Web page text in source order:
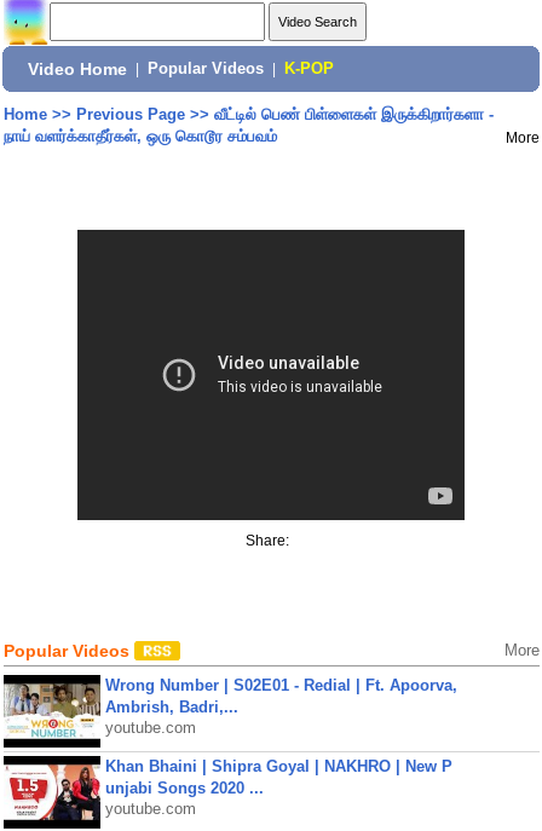
Video Home Popular Videos K-POP
Home>> Previous Page>> வீட்டில் பெண் பிள்ளைகள் இருக்கிறார்களா -
நாய் வளர்க்காதீர்கள், ஒரு கொடூர சம்பவம்
More
Share:
Popular Videos More
Wrong Number | S02E01 - Redial | Ft. Apoorva,
Ambrish, Badri,...
youtube.com
Khan Bhaini | Shipra Goyal | NAKHRO | New P
unjabi Songs 2020 ...
youtube.com